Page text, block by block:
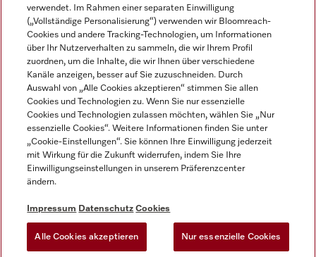
Impressum
AGB
Datenschutz
Nutzungsbedingungen
Gesetzen über digitale Dienste
Cookie-Einstellungen
Miele auf Instagram
Miele auf Youtube
verwendet. Im Rahmen einer separaten Einwilligung
(„Vollständige Personalisierung“) verwenden wir Bloomreach-
Cookies und andere Tracking-Technologien, um Informationen
über Ihr Nutzerverhalten zu sammeln, die wir Ihrem Profil
zuordnen, um die Inhalte, die wir Ihnen über verschiedene
Kanäle anzeigen, besser auf Sie zuzuschneiden. Durch
Auswahl von „Alle Cookies akzeptieren“ stimmen Sie allen
Cookies und Technologien zu. Wenn Sie nur essenzielle
Cookies und Technologien zulassen möchten, wählen Sie „Nur
essenzielle Cookies“. Weitere Informationen finden Sie unter
„Cookie-Einstellungen“. Sie können Ihre Einwilligung jederzeit
mit Wirkung für die Zukunft widerrufen, indem Sie Ihre
Einwilligungseinstellungen in unserem Präferenzcenter
ändern.
Impressum Datenschutz Cookies
Alle Cookies akzeptieren Nur essenzielle Cookies